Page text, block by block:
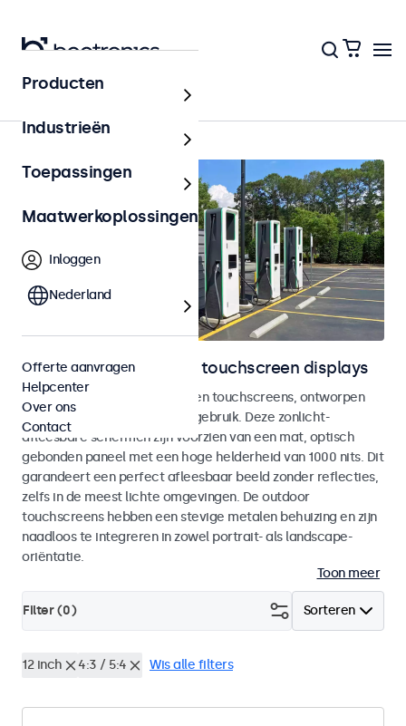
Outdoor
Outdoor monitoren en touchscreen displays
Weersbestendige monitoren en touchscreens, ontworpen
voor zowel binnen- als buitengebruik. Deze zonlicht-
afleesbare schermen zijn voorzien van een mat, optisch
gebonden paneel met een hoge helderheid van 1000 nits. Dit
garandeert een perfect afleesbaar beeld zonder reflecties,
zelfs in de meest lichte omgevingen. De outdoor
touchscreens hebben een stevige metalen behuizing en zijn
naadloos te integreren in zowel portrait- als landscape-
oriëntatie.
Toon meer
Sorteren
Filter (0)
12 inch 4:3 / 5:4 Wis alle filters
Producten
Industrieën
Toepassingen
Maatwerkoplossingen
Inloggen
Nederland
Offerte aanvragen
Helpcenter
Over ons
Contact